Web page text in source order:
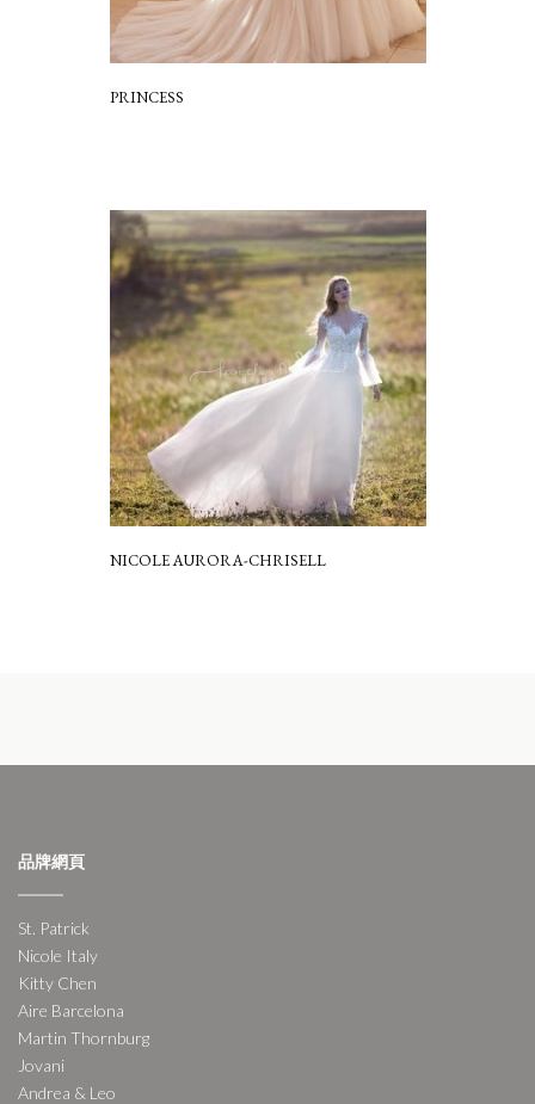
PRINCESS
NICOLE AURORA-CHRISELL
品牌網頁
St. Patrick
Nicole Italy
Kitty Chen
Aire Barcelona
Martin Thornburg
Jovani
Andrea & Leo